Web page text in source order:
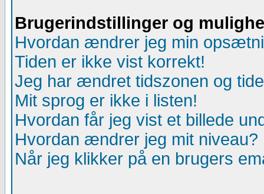
Brugerindstillinger og
Hvordan ændrer jeg min
Tiden er ikke vist korrekt!
Jeg har ændret tidszonen og
Mit sprog er ikke i listen!
Hvordan får jeg vist et billede
Hvordan ændrer jeg mit niveau?
Når jeg klikker på en brugers